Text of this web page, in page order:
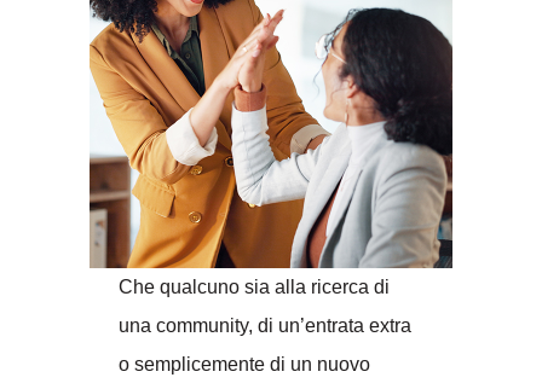
Che qualcuno sia alla ricerca di
una community, di un’entrata extra
o semplicemente di un nuovo